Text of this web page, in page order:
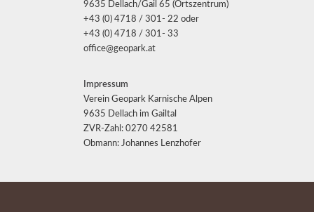
9635 Dellach/Gail 65 (Ortszentrum)
+43 (0) 4718 / 301- 22 oder
+43 (0) 4718 / 301- 33
office@geopark.at
Impressum
Verein Geopark Karnische Alpen
9635 Dellach im Gailtal
ZVR-Zahl: 0270 42581
Obmann: Johannes Lenzhofer